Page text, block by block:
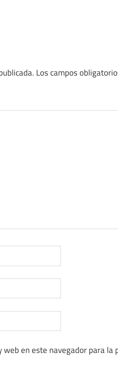
Los campos
en este navegador para la